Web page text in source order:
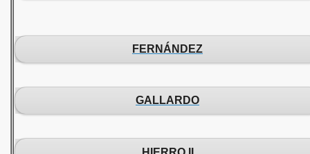
FERNÁNDEZ
GALLARDO